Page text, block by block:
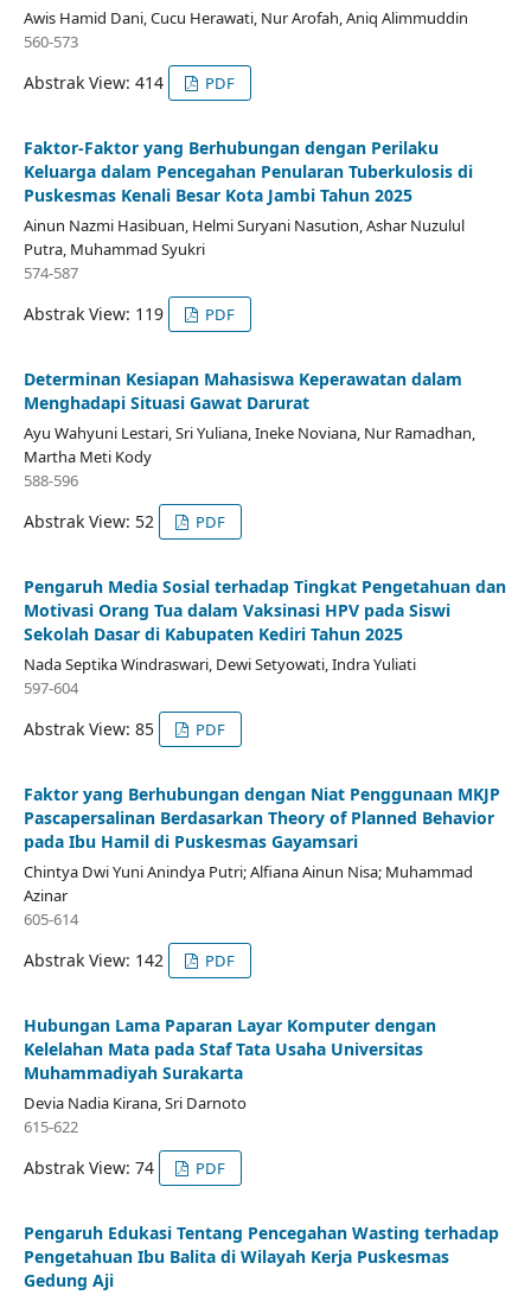
Awis Hamid Dani, Cucu Herawati, Nur Arofah, Aniq Alimmuddin
560-573
Abstrak View: 414 PDF
Faktor-Faktor yang Berhubungan dengan Perilaku
Keluarga dalam Pencegahan Penularan Tuberkulosis di
Puskesmas Kenali Besar Kota Jambi Tahun 2025
Ainun Nazmi Hasibuan, Helmi Suryani Nasution, Ashar Nuzulul
Putra, Muhammad Syukri
574-587
Abstrak View: 119 PDF
Determinan Kesiapan Mahasiswa Keperawatan dalam
Menghadapi Situasi Gawat Darurat
Ayu Wahyuni Lestari, Sri Yuliana, Ineke Noviana, Nur Ramadhan,
Martha Meti Kody
588-596
Abstrak View: 52 PDF
Pengaruh Media Sosial terhadap Tingkat Pengetahuan dan
Motivasi Orang Tua dalam Vaksinasi HPV pada Siswi
Sekolah Dasar di Kabupaten Kediri Tahun 2025
Nada Septika Windraswari, Dewi Setyowati, Indra Yuliati
597-604
Abstrak View: 85 PDF
Faktor yang Berhubungan dengan Niat Penggunaan MKJP
Pascapersalinan Berdasarkan Theory of Planned Behavior
pada Ibu Hamil di Puskesmas Gayamsari
Chintya Dwi Yuni Anindya Putri; Alfiana Ainun Nisa; Muhammad
Azinar
605-614
Abstrak View: 142 PDF
Hubungan Lama Paparan Layar Komputer dengan
Kelelahan Mata pada Staf Tata Usaha Universitas
Muhammadiyah Surakarta
Devia Nadia Kirana, Sri Darnoto
615-622
Abstrak View: 74 PDF
Pengaruh Edukasi Tentang Pencegahan Wasting terhadap
Pengetahuan Ibu Balita di Wilayah Kerja Puskesmas
Gedung Aji